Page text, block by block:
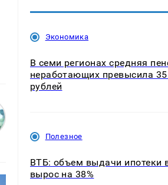
Экономика
В семи регионах средняя
неработающих превысила
рублей
Полезное
ВТБ: объем выдачи ипотеки
вырос на 38%